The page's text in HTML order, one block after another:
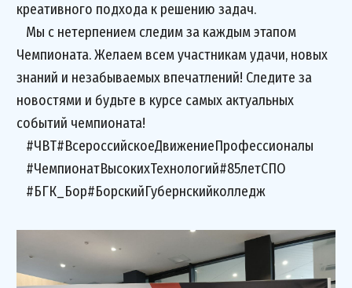
креативного подхода к решению задач.
Мы с нетерпением следим за каждым этапом
Чемпионата. Желаем всем участникам удачи, новых
знаний и незабываемых впечатлений! Следите за
новостями и будьте в курсе самых актуальных
событий чемпионата!
#ЧВТ#ВсероссийскоеДвижениеПрофессионалы
#ЧемпионатВысокихТехнологий#85летСПО
#БГК_Бор#БорскийГубернскийколледж